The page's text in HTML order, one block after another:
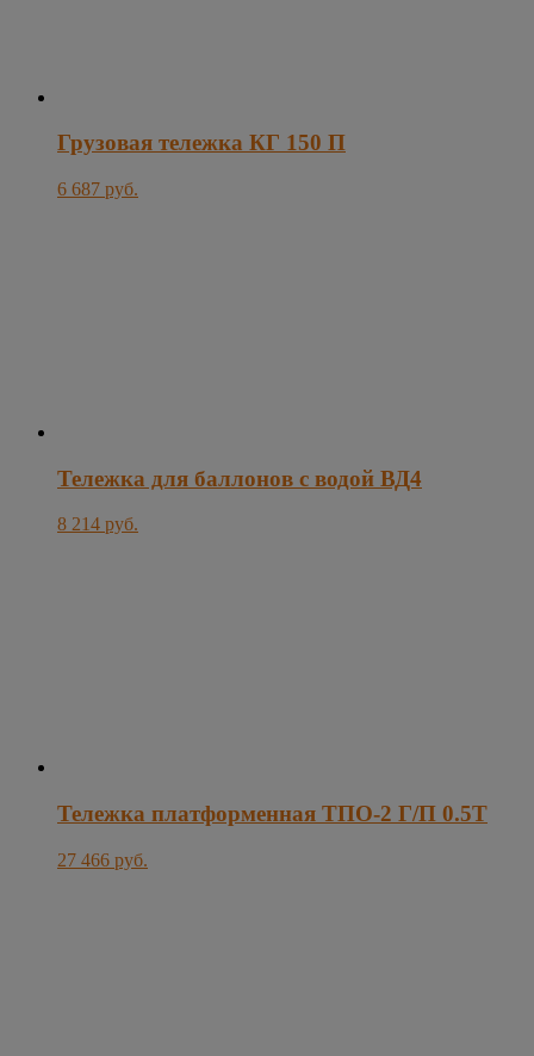
Грузовая тележка КГ 150 П
6 687 руб.
Тележка для баллонов с водой ВД4
8 214 руб.
Тележка платформенная ТПО-2 Г/П 0.5Т
27 466 руб.